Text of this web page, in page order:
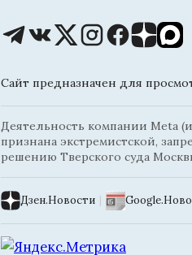
Сайт предназначен для
Деятельность компании Meta
признана экстремистской,
решению Тверского суда
Дзен.Новости |